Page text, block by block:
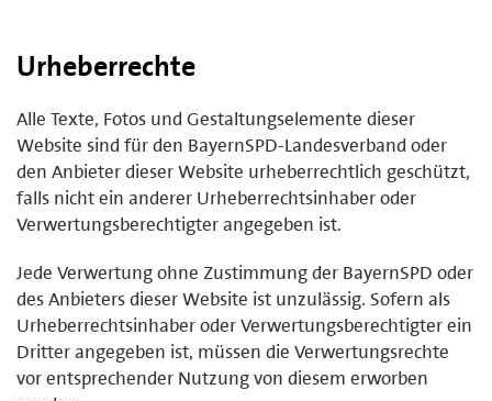
Urheberrechte
Alle Texte, Fotos und Gestaltungselemente dieser
Website sind für den BayernSPD-Landesverband oder
den Anbieter dieser Website urheberrechtlich geschützt,
falls nicht ein anderer Urheberrechtsinhaber oder
Verwertungsberechtigter angegeben ist.
Jede Verwertung ohne Zustimmung der BayernSPD oder
des Anbieters dieser Website ist unzulässig. Sofern als
Urheberrechtsinhaber oder Verwertungsberechtigter ein
Dritter angegeben ist, müssen die Verwertungsrechte
vor entsprechender Nutzung von diesem erworben